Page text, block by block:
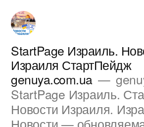
Перейти
содержимому
StartPage Израиль.
Израиля СтартПейдж
genuya.com.ua
StartPage Израиль.
Новости Израиля.